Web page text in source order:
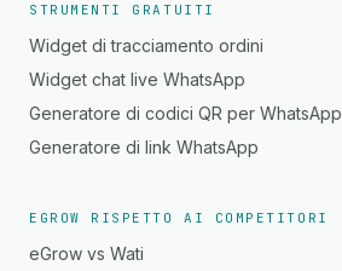
STRUMENTI GRATUITI
Widget di tracciamento ordini
Widget chat live WhatsApp
Generatore di codici QR per WhatsApp
Generatore di link WhatsApp
EGROW RISPETTO AI COMPETITORI
eGrow vs Wati